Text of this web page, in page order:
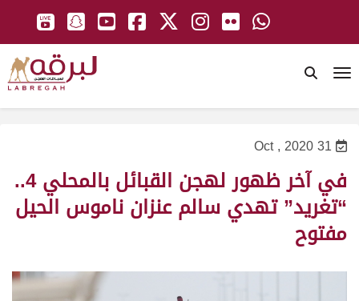
31 Oct , 2020
في آخر ظهور لهجن القبائل بالمحلي 4..
“تغريد” تهدي سالم عنزان ناموس الحيل
مفتوح